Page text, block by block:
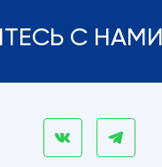
С НАМИ